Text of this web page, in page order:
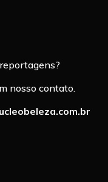
nosso contato.